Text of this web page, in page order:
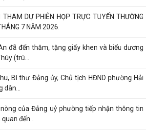
THAM DỰ PHIÊN HỌP TRỰC TUYẾN THƯỜNG
7 NĂM 2026.
đã đến thăm, tặng giấy khen và biểu dương
(trú...
Bí thư Đảng ủy, Chủ tịch HĐND phường Hải
dân...
của Đảng uỷ phường tiếp nhận thông tin
đến...